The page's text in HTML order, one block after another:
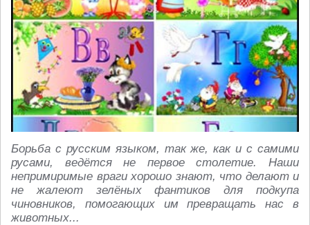
Борьба с русским языком, так же, как и с самими
русами, ведётся не первое столетие. Наши
непримиримые враги хорошо знают, что делают и
не жалеют зелёных фантиков для подкупа
чиновников, помогающих им превращать нас в
животных...